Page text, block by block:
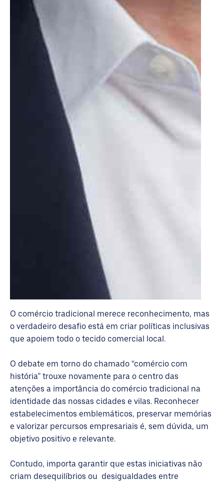
O comércio tradicional merece reconhecimento, mas
o verdadeiro desafio está em criar políticas inclusivas
que apoiem todo o tecido comercial local.
O debate em torno do chamado “comércio com
história” trouxe novamente para o centro das
atenções a importância do comércio tradicional na
identidade das nossas cidades e vilas. Reconhecer
estabelecimentos emblemáticos, preservar memórias
e valorizar percursos empresariais é, sem dúvida, um
objetivo positivo e relevante.
Contudo, importa garantir que estas iniciativas não
criam desequilíbrios ou desigualdades entre